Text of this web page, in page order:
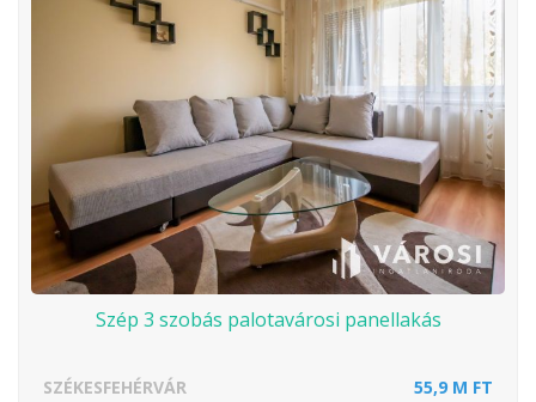
Szép 3 szobás palotavárosi panellakás
SZÉKESFEHÉRVÁR 55,9 M FT